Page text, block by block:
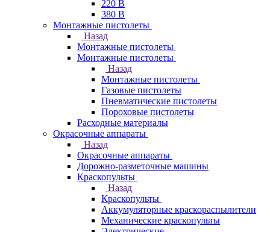
220 В
380 В
Монтажные пистолеты
Назад
Монтажные пистолеты
Монтажные пистолеты
Назад
Монтажные пистолеты
Газовые пистолеты
Пневматические пистолеты
Пороховые пистолеты
Расходные материалы
Окрасочные аппараты
Назад
Окрасочные аппараты
Дорожно-разметочные машины
Краскопульты
Назад
Краскопульты
Аккумуляторные краскораспылители
Механические краскопульты